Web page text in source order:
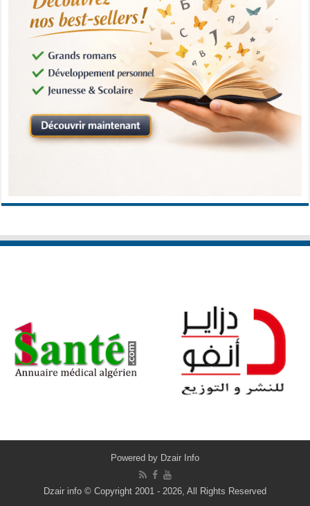
Powered by Dzair Info
Dzair info © Copyright 2001 - 2026, All Rights Reserved